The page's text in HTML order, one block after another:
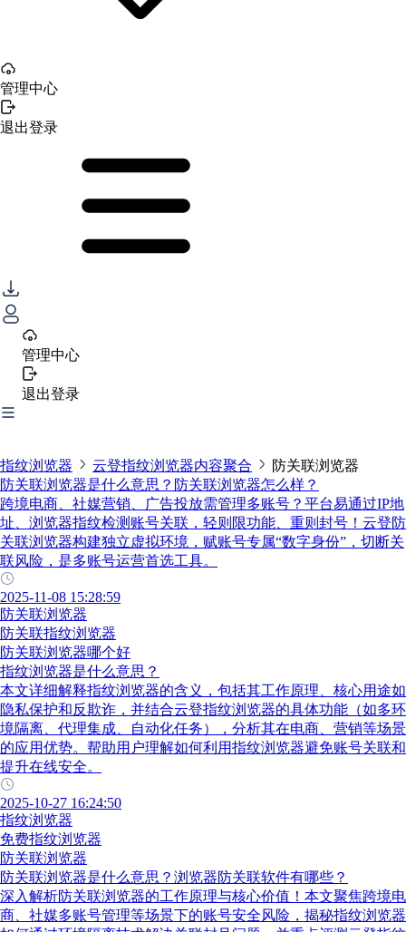
管理中心
退出登录
管理中心
退出登录
指纹浏览器 云登指纹浏览器内容聚合
防关联浏览器
防关联浏览器是什么意思？防关联浏览器怎么样？
跨境电商、社媒营销、广告投放需管理多账号？平台易通过IP地
址、浏览器指纹检测账号关联，轻则限功能、重则封号！云登防
关联浏览器构建独立虚拟环境，赋账号专属“数字身份”，切断关
联风险，是多账号运营首选工具。
2025-11-08 15:28:59
防关联浏览器
防关联指纹浏览器
防关联浏览器哪个好
指纹浏览器是什么意思？
本文详细解释指纹浏览器的含义，包括其工作原理、核心用途如
隐私保护和反欺诈，并结合云登指纹浏览器的具体功能（如多环
境隔离、代理集成、自动化任务），分析其在电商、营销等场景
的应用优势。帮助用户理解如何利用指纹浏览器避免账号关联和
提升在线安全。
2025-10-27 16:24:50
指纹浏览器
免费指纹浏览器
防关联浏览器
防关联浏览器是什么意思？浏览器防关联软件有哪些？
深入解析防关联浏览器的工作原理与核心价值！本文聚焦跨境电
商、社媒多账号管理等场景下的账号安全风险，揭秘指纹浏览器